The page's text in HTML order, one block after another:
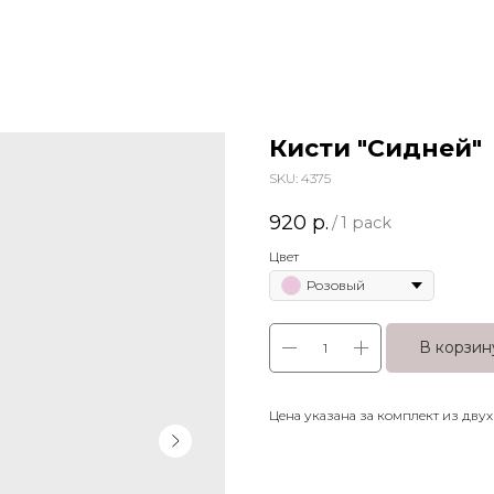
Кисти "Сидней"
SKU: 4375
920 р. /1 pack
Цвет
Розовый
В
Цена указана за комплект из